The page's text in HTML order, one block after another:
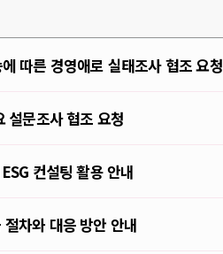
따른 경영애로 실태조사 협조 요청
설문조사 협조 요청
컨설팅 활용 안내
차와 대응 방안 안내